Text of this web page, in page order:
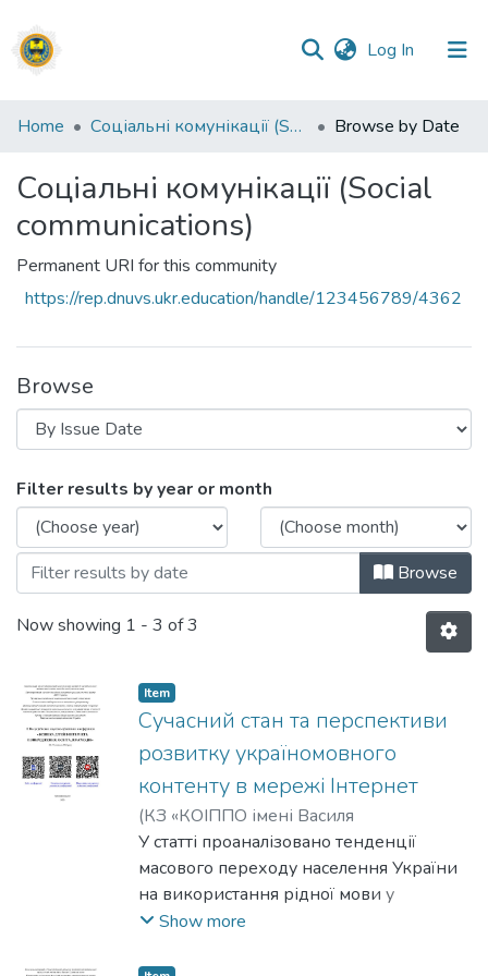
Log In (current)
Communities
Collections
All of DSpace
Home Соціальні комунікації (Social communications) Browse by Date
Соціальні комунікації (Social
communications)
Permanent URI for this community
https://rep.dnuvs.ukr.education/handle/123456789/4362
Browse
Browsing Соціальні комунікації
Filter results by year or month
Browse
Now showing 1 - 3 of 3
Item
Сучасний стан та перспективи
розвитку україномовного
контенту в мережі Інтернет
(КЗ «КОІППО імені Василя
Сухомлинського»,2023 )Орлова Є. А.
Лунгол О. М.;Orlova Yе. А.;Lunhol O. М.
У статті проаналізовано тенденції
масового переходу населення України
на використання рідної мови у
цифровому просторі після подій 2022
Show more